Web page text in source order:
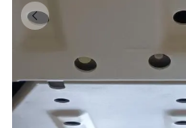
Войти
Выбор валюты